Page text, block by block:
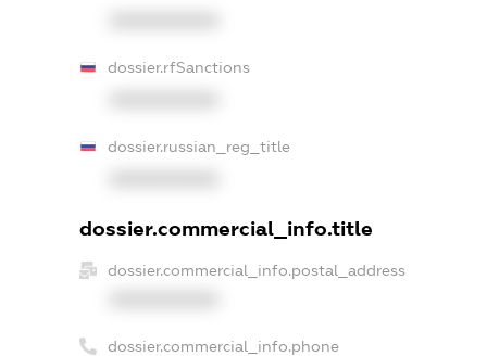
dossier.rfSanctions
dossier.russian_reg_title
dossier.commercial_info.title
dossier.commercial_info.postal_address
dossier.commercial_info.phone